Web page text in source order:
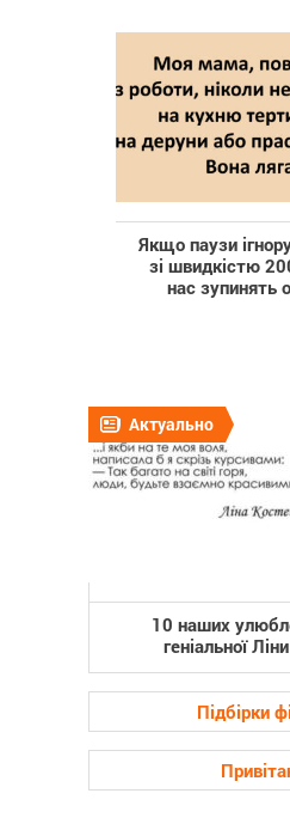
Якщо паузи
зі швидкістю
нас зупинять
Актуально
10 наших
геніальної
Підбірки